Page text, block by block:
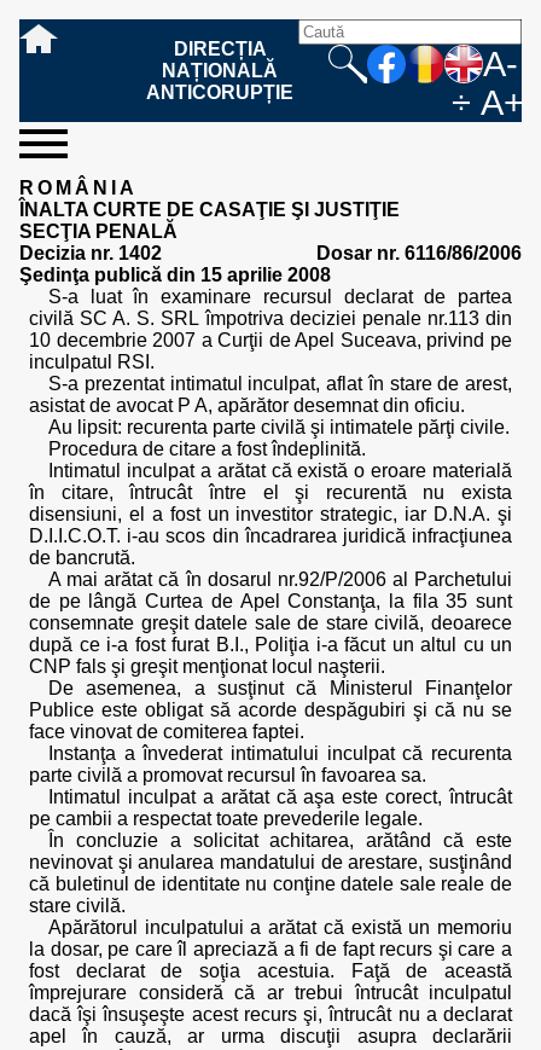
DIRECȚIA
NAȚIONALĂ
ANTICORUPȚIE
A-
÷ A+
sesizați-
ne
Ce
înseamnă
fapta de
corupție
Cum
sesizați
o faptă
de
corupție?
Cum
este
protejat
cel care
denunță?
Ce
trebuie
să
conțină o
sesizare?
Fazele
procesului
penal
Ce
urmează
după ce
sesizez
o faptă
de
corupție?
Care sunt
drepturile și
obligațiile
persoanelor
în procesul
penal?
Cum
sprijiniți
DNA
oferind
date
despre
posibile
fapte de
corupție?
despre
noi
Cine
lucrează
la DNA?
Cu ce
se
ocupă
DNA?
Sursele
de
informații
ale DNA
Structura
Conducerea
Structuri
teritoriale
Cadrul
legal
Resurse
financiare
și achiziții
publice
Resurse
umane
Integritate
instituțională
rezultatele
noastre
Rapoarte
de
activitate
Hotărâri
penale
definitive
în cauze
de
corupție
mass
media
Biroul de
informare
și relații
publice -
Contacte
Comunicate
de presă
Model de
acreditare
Drept
la
replică
Evenimente
informare
publică
Persoana
responsabilă
cu
informarea
publică
Model
solicitare
informații
în baza
Legii
544/2001
Raportul
anual
privind
aplicarea
Legii
544/2001
Legea
544/2001
și norme
de
aplicare
Protecția
datelor
cu
caracter
personal
Modalități
de
contestare
a
răspunsului
oferit în
baza Legii
544/2001
cooperare
internațională
Programe
Evenimente
internaționale
Cadrul legal
internațional
ROMÂNIA
ÎNALTA CURTE DE CASAŢIE ŞI JUSTIŢIE
SECŢIA PENALĂ
Decizia nr. 1402
Dosar nr. 6116/86/2006
Şedinţa publică din 15 aprilie 2008
S-a luat în examinare recursul declarat de partea
civilă SC A. S. SRL împotriva deciziei penale nr.113 din
10 decembrie 2007 a Curţii de Apel Suceava, privind pe
inculpatul RSI.
S-a prezentat intimatul inculpat, aflat în stare de arest,
asistat de avocat P A, apărător desemnat din oficiu.
Au lipsit: recurenta parte civilă şi intimatele părţi civile.
Procedura de citare a fost îndeplinită.
Intimatul inculpat a arătat că există o eroare materială
în citare, întrucât între el şi recurentă nu exista
disensiuni, el a fost un investitor strategic, iar D.N.A. şi
D.I.I.C.O.T. i-au scos din încadrarea juridică infracţiunea
de bancrută.
A mai arătat că în dosarul nr.92/P/2006 al Parchetului
de pe lângă Curtea de Apel Constanţa, la fila 35 sunt
consemnate greşit datele sale de stare civilă, deoarece
după ce i-a fost furat B.I., Poliţia i-a făcut un altul cu un
CNP fals şi greşit menţionat locul naşterii.
De asemenea, a susţinut că Ministerul Finanţelor
Publice este obligat să acorde despăgubiri şi că nu se
face vinovat de comiterea faptei.
Instanţa a învederat intimatului inculpat că recurenta
parte civilă a promovat recursul în favoarea sa.
Intimatul inculpat a arătat că aşa este corect, întrucât
pe cambii a respectat toate prevederile legale.
În concluzie a solicitat achitarea, arătând că este
nevinovat şi anularea mandatului de arestare, susţinând
că buletinul de identitate nu conţine datele sale reale de
stare civilă.
Apărătorul inculpatului a arătat că există un memoriu
la dosar, pe care îl apreciază a fi de fapt recurs şi care a
fost declarat de soţia acestuia. Faţă de această
împrejurare consideră că ar trebui întrucât inculpatul
dacă îşi însuşeşte acest recurs şi, întrucât nu a declarat
apel în cauză, ar urma discuţii asupra declarării